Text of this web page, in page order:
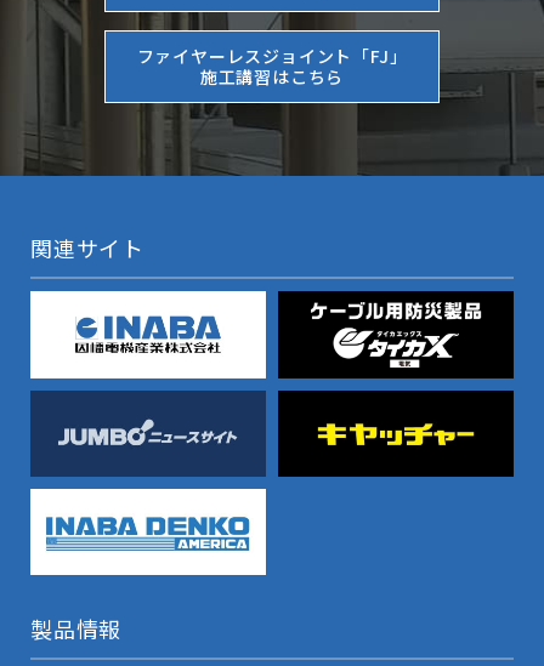
ファイヤーレスジョイント「FJ」
施工講習はこちら
関連サイト
製品情報